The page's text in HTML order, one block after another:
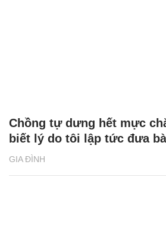
GIA ĐÌNH
Chồng tự dưng hết mực
biết lý do tôi lập tức đưa